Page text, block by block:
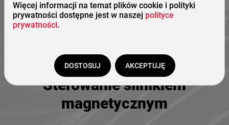
Sterowanie silnikiem
magnetycznym
Więcej informacji na temat plików cookie i polityki
prywatności dostępne jest w naszej polityce
prywatności.
DOSTOSUJ AKCEPTUJĘ